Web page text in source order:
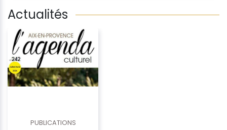
Actualités
PUBLICATIONS